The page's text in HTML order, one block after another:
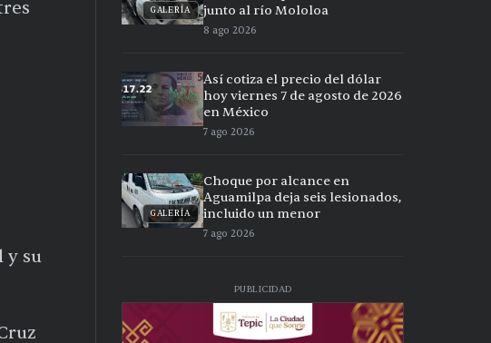
y su
GALERÍA
junto al río Mololoa
8 ago 2026
Así cotiza el precio del dólar
hoy viernes 7 de agosto de 2026
en México
7 ago 2026
GALERÍA
Choque por alcance en
Aguamilpa deja seis lesionados,
incluido un menor
7 ago 2026
PUBLICIDAD